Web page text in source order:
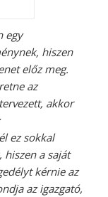
egy
hiszen
előz meg.
az
akkor
ez sokkal
hiszen a saját
kérnie az
az igazgató,